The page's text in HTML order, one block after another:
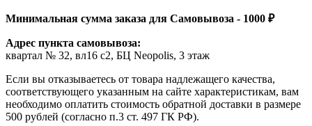
Минимальная сумма заказа для Самовывоза - 1000 ₽
Адрес пункта самовывоза:
квартал № 32, вл16 с2, БЦ Neopolis, 3 этаж
Если вы отказываетесь от товара надлежащего качества,
соответствующего указанным на сайте характеристикам, вам
необходимо оплатить стоимость обратной доставки в размере
500 рублей (согласно п.3 ст. 497 ГК РФ).